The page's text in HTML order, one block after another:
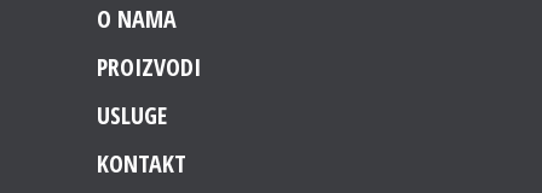
O NAMA
PROIZVODI
USLUGE
KONTAKT